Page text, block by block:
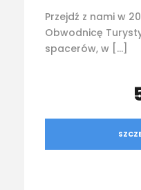
Przejdź z nami w
Obwodnicę
spacerów, w […]